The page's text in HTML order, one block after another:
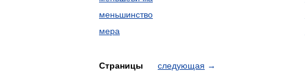
меньшинство
мера
Страницы следующая →